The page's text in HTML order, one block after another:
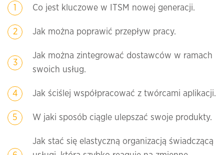
Co jest kluczowe w ITSM nowej generacji.
Jak można poprawić przepływ pracy.
Jak można zintegrować dostawców w ramach
swoich usług.
Jak ściślej współpracować z twórcami aplikacji.
W jaki sposób ciągle ulepszać swoje produkty.
Jak stać się elastyczną organizacją świadczącą